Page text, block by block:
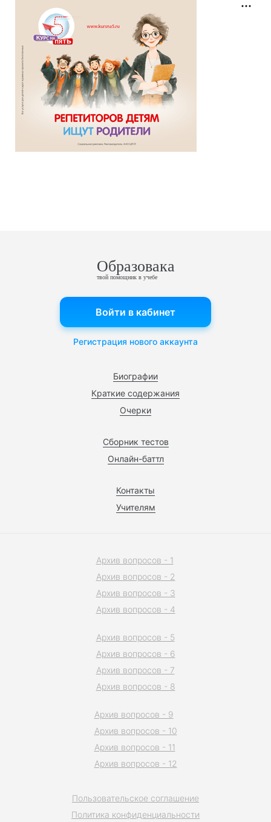
Образовака
твой помощник в учебе
Биографии
Краткие содержания
Очерки
Сборник тестов
Онлайн-баттл
Контакты
Учителям
Войти в кабинет
Регистрация нового аккаунта
Пользовательское соглашение
Политика конфиденциальности
Архив вопросов - 1
Архив вопросов - 2
Архив вопросов - 3
Архив вопросов - 4
Архив вопросов - 5
Архив вопросов - 6
Архив вопросов - 7
Архив вопросов - 8
Архив вопросов - 9
Архив вопросов - 10
Архив вопросов - 11
Архив вопросов - 12